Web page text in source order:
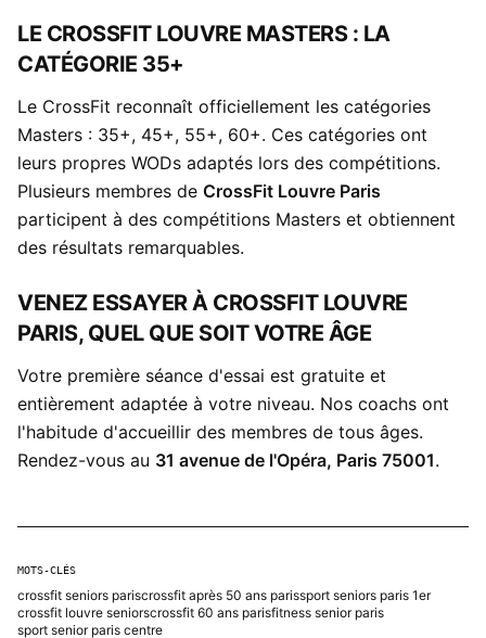
LE CROSSFIT LOUVRE MASTERS : LA
CATÉGORIE 35+
Le CrossFit reconnaît officiellement les catégories
Masters : 35+, 45+, 55+, 60+. Ces catégories ont
leurs propres WODs adaptés lors des compétitions.
Plusieurs membres de CrossFit Louvre Paris
participent à des compétitions Masters et obtiennent
des résultats remarquables.
VENEZ ESSAYER À CROSSFIT LOUVRE
PARIS, QUEL QUE SOIT VOTRE ÂGE
Votre première séance d'essai est gratuite et
entièrement adaptée à votre niveau. Nos coachs ont
l'habitude d'accueillir des membres de tous âges.
Rendez-vous au 31 avenue de l'Opéra, Paris 75001.
MOTS-CLÉS
crossfit seniors pariscrossfit après 50 ans parissport seniors paris 1er
crossfit louvre seniorscrossfit 60 ans parisfitness senior paris
sport senior paris centre